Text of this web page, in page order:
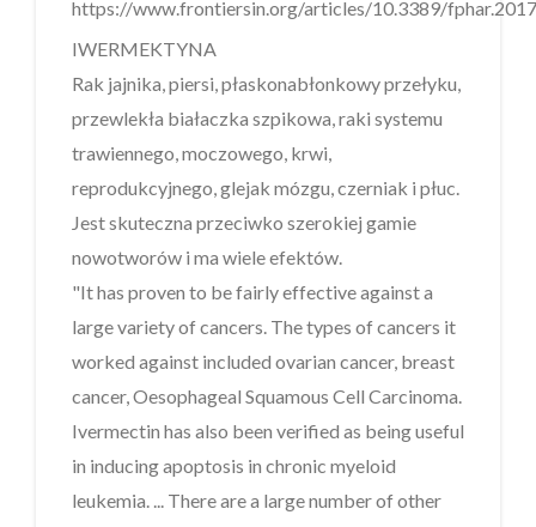
https://www.frontiersin.org/articles/10.3389/
IWERMEKTYNA
Rak jajnika, piersi, płaskonabłonkowy przełyku,
przewlekła białaczka szpikowa, raki systemu
trawiennego, moczowego, krwi,
reprodukcyjnego, glejak mózgu, czerniak i płuc.
Jest skuteczna przeciwko szerokiej gamie
nowotworów i ma wiele efektów.
"It has proven to be fairly effective against a
large variety of cancers. The types of cancers it
worked against included ovarian cancer, breast
cancer, Oesophageal Squamous Cell Carcinoma.
Ivermectin has also been verified as being useful
in inducing apoptosis in chronic myeloid
leukemia. ... There are a large number of other